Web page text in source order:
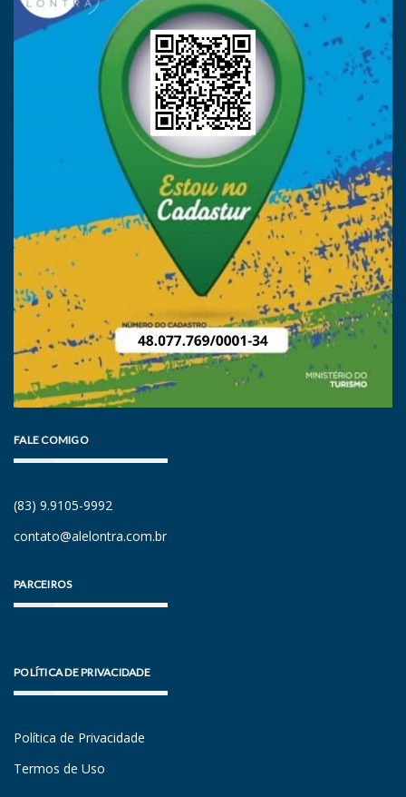
FALE COMIGO
(83) 9.9105-9992
contato@alelontra.com.br
PARCEIROS
POLÍTICA DE PRIVACIDADE
Política de Privacidade
Termos de Uso